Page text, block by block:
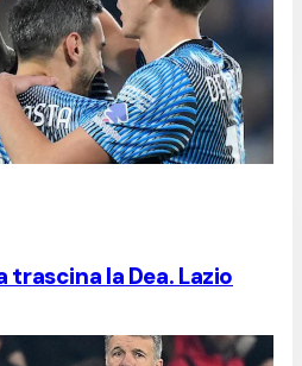
trascina la Dea. Lazio